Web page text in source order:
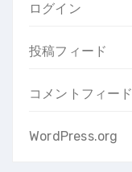
ログイン
投稿フィード
コメントフィード
WordPress.org